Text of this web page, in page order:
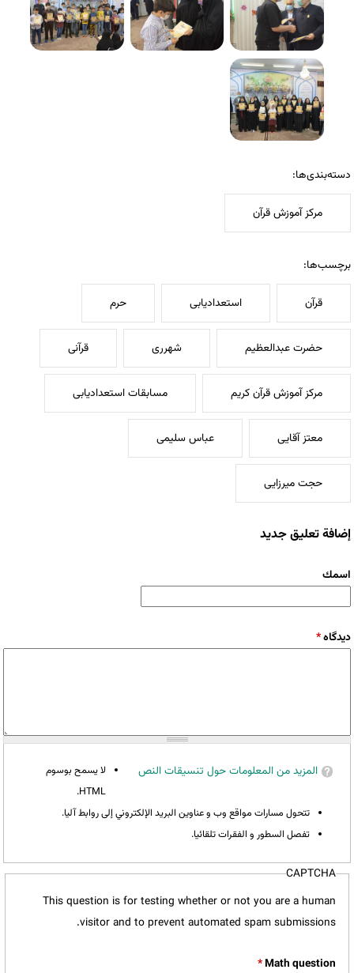
دسته‌بندی‌ها:
مرکز آموزش قرآن
برچسب‌ها:
قرآن استعدادیابی حرم
حضرت عبدالعظیم شهرری قرآنی
مرکز آموزش قرآن کریم مسابقات استعدادیابی
معتز آقایی عباس سلیمی
حجت میرزایی
إضافة تعليق جديد
‏اسمك ‏
‏دیدگاه ‏*
المزيد من المعلومات حول تنسيقات النص
لا يسمح بوسوم
HTML.
تتحول مسارات مواقع وب و عناوين البريد الإلكتروني إلى روابط آليا.
تفصل السطور و الفقرات تلقائيا.
CAPTCHA
This question is for testing whether or not you are a human
visitor and to prevent automated spam submissions.
*